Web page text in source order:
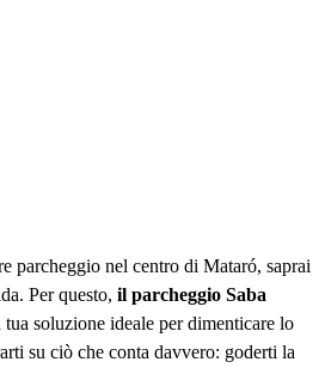
parcheggio nel centro di Mataró, saprai
Per questo, il parcheggio Saba
tua soluzione ideale per dimenticare lo
su ciò che conta davvero: goderti la